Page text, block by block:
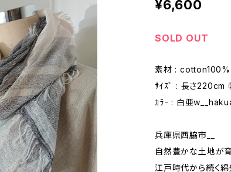
¥6,600
SOLD OUT
素材 : cotton100%
ｻｲｽﾞ : 長さ220cm
ｶﾗｰ : 白亜
兵庫県西脇市__
自然豊かな土地が
江戸時代から続く